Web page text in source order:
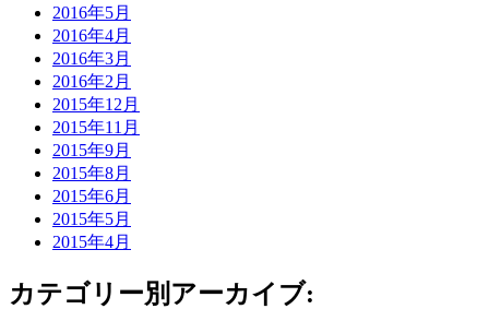
2016年5月
2016年4月
2016年3月
2016年2月
2015年12月
2015年11月
2015年9月
2015年8月
2015年6月
2015年5月
2015年4月
カテゴリー別アーカイブ: